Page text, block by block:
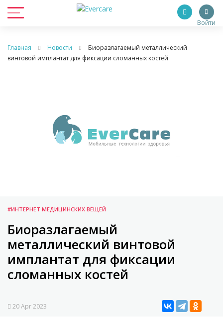
Войти
Главная Новости
Биоразлагаемый металлический
винтовой имплантат для фиксации сломанных костей
#ИНТЕРНЕТ МЕДИЦИНСКИХ ВЕЩЕЙ
Биоразлагаемый
металлический винтовой
имплантат для фиксации
сломанных костей
20 Apr 2023